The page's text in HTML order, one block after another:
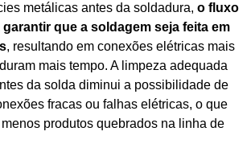
metálicas antes da soldadura, o fluxo
que a soldagem seja feita em
, resultando em conexões elétricas mais
mais tempo. A limpeza adequada
da solda diminui a possibilidade de
fracas ou falhas elétricas, o que
produtos quebrados na linha de